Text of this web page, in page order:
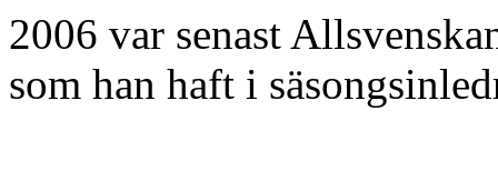
2006 var senast
som han haft i